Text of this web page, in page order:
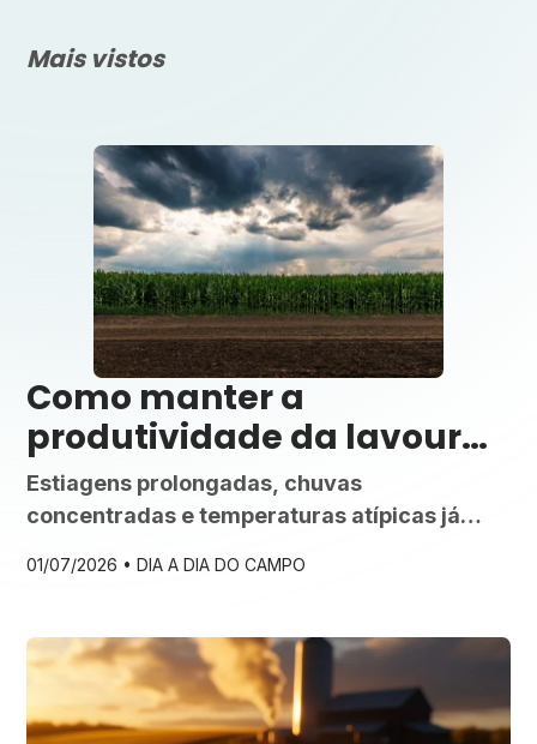
Mais vistos
Como manter a
produtividade da lavoura
com o clima cada vez mais
imprevisível
Estiagens prolongadas, chuvas
concentradas e temperaturas atípicas já
mudanças climáticas, manter a
tecnologia e planejamento de longo prazo.
01/07/2026 •DIA A DIA DO CAMPO